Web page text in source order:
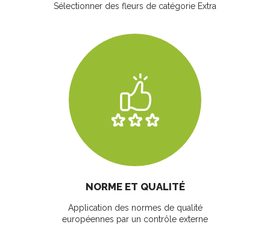
Sélectionner des fleurs de catégorie Extra
NORME ET QUALITÉ
Application des normes de qualité
européennes par un contrôle externe